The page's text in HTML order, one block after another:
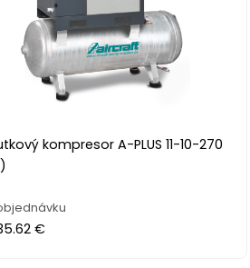
kompresor A-PLUS 11-10-270
€